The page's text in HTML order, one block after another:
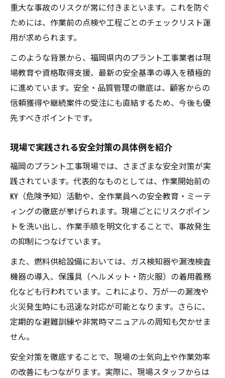
重大な事故のリスクが常に付きまといます。これを防ぐ
ためには、作業前の点検や工程ごとのチェックリスト運
用が求められます。
このような背景から、福岡県内のプラント工事業者は現
場教育や資格取得支援、最新の安全基準の導入を積極的
に進めています。安全・品質管理の徹底は、顧客からの
信頼獲得や継続案件の受注にも直結するため、今後も優
先すべきポイントです。
現場で実践される安全対策の具体例を紹介
福岡のプラント工事現場では、さまざまな安全対策が実
践されています。代表的なものとしては、作業開始前の
KY（危険予知）活動や、全作業員への安全教育・ミーテ
ィングの徹底が挙げられます。現場ごとにリスクポイン
トを洗い出し、作業手順を明文化することで、事故発生
の抑制につなげています。
また、燃料供給設備においては、ガス検知器や漏洩検査
機器の導入、保護具（ヘルメット・防火服）の着用義務
化なども行われています。これにより、万が一の漏洩や
火災発生時にも迅速な対応が可能となります。さらに、
定期的な避難訓練や非常時マニュアルの周知も欠かせま
せん。
安全対策を徹底することで、現場の士気向上や作業効率
の改善にもつながります。実際に、現場スタッフからは